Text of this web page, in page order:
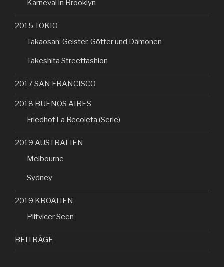
Karneval in Brooklyn
2015 TOKIO
Takaosan: Geister, Götter und Dämonen
Takeshita Streetfashion
2017 SAN FRANCISCO
2018 BUENOS AIRES
Friedhof La Recoleta (Serie)
2019 AUSTRALIEN
Melbourne
Sydney
2019 KROATIEN
Plitvicer Seen
BEITRÄGE